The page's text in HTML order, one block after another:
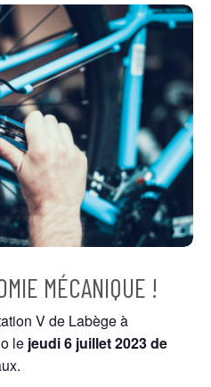
MÉCANIQUE !
V de Labège à
le jeudi 6 juillet2023de